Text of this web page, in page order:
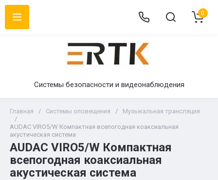
Системы безопасности и видеонаблюдения
0
Главная / Системы оповещения /
Музыкальная трансляция
/
AUDAC VIRO5/W Компактная всепогодная коаксиальная
акустическая система
AUDAC VIRO5/W Компактная
всепогодная коаксиальная
акустическая система